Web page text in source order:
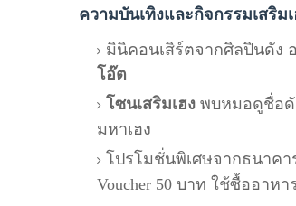
ความบันเทิงและกิจกรรมเสริม
มินิคอนเสิร์ตจากศิลปินดัง
โอ๊ต
โซนเสริมเฮง พบหมอดูชื่อดั
มหาเฮง
โปรโมชั่นพิเศษจากธนาค
Voucher 50 บาท ใช้ซื้ออาห